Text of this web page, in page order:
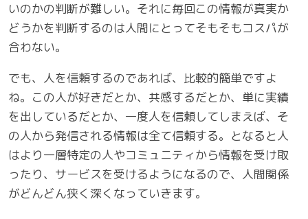
いのかの判断が難しい。それに毎回この情報が真実か
どうかを判断するのは人間にとってそもそもコスパが
合わない。
でも、人を信頼するのであれば、比較的簡単ですよ
ね。この人が好きだとか、共感するだとか、単に実績
を出しているだとか、一度人を信頼してしまえば、そ
の人から発信される情報は全て信頼する。となると人
はより一層特定の人やコミュニティから情報を受け取
ったり、サービスを受けるようになるので、人間関係
がどんどん狭く深くなっていきます。